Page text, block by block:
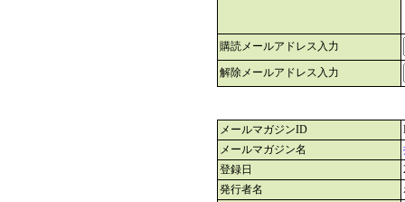
購読メールアドレス入力
解除メールアドレス入力
メールマガジンID
メールマガジン名
登録日
発行者名